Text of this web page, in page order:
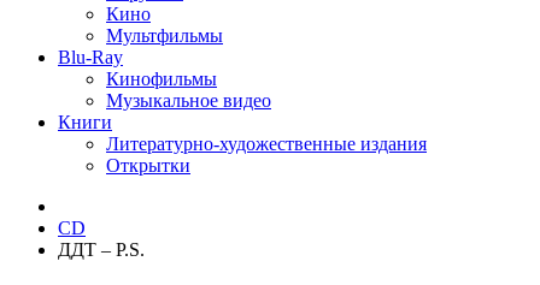
Кино
Мультфильмы
Blu-Ray
Кинофильмы
Музыкальное видео
Книги
Литературно-художественные издания
Открытки
CD
ДДТ ‎– P.S.